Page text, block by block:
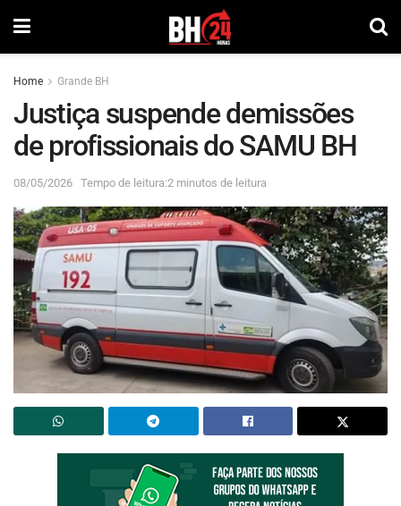
Home Grande BH
Justiça suspende demissões
de profissionais do SAMU BH
08/05/2026 Tempo de leitura:2 minutos de leitura